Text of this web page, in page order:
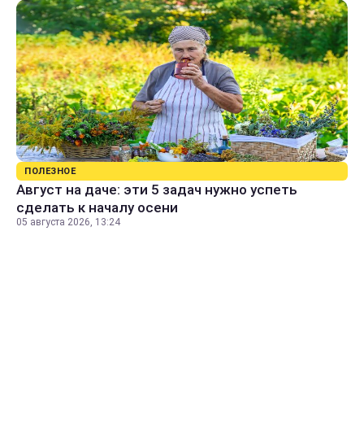
ПОЛЕЗНОЕ
Август на даче: эти 5 задач нужно успеть
сделать к началу осени
05 августа 2026, 13:24